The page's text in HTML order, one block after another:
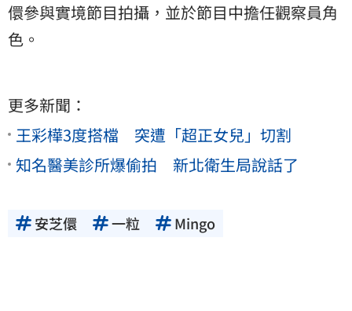
儇參與實境節目拍攝，並於節目中擔任觀察員角
色。
更多新聞：
王彩樺3度搭檔 突遭「超正女兒」切割
知名醫美診所爆偷拍 新北衛生局說話了
安芝儇 一粒 Mingo